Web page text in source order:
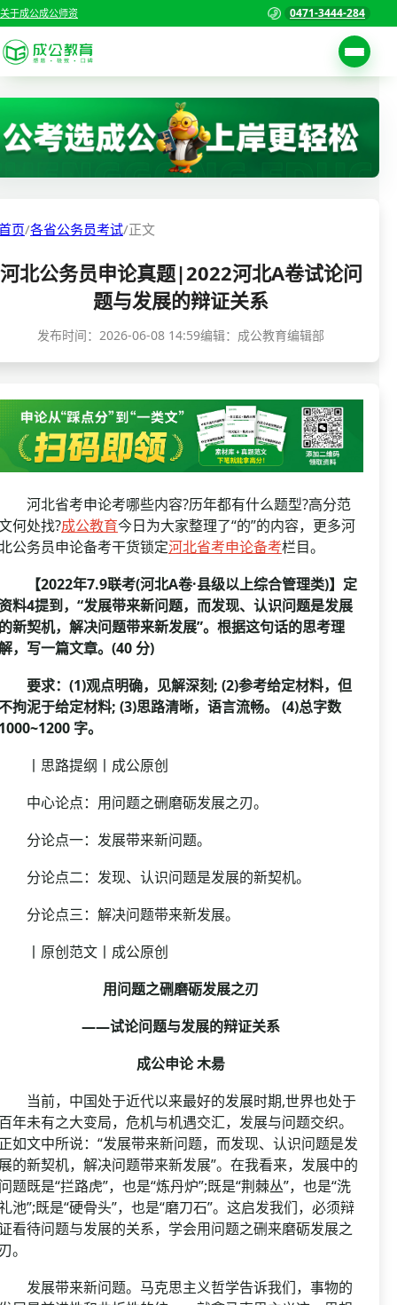
关于成公成公师资 0471-3444-284
考试公告
职位表
准考证打印
成绩查询
分数线
资格复审
面试补录
历年真题
首页
国家公务员考试
三支一扶考试
警察/辅警考试
国企/银行考试
页/各省公务员考试/正文
河北公务员申论真题|2022河北A卷试论问
题与发展的辩证关系
发布时间： 2026-06-08 14:59编辑：成公教育编辑部
北省考申论考哪些内容?历年都有什么题型?高分范
何处找?成公教育今日为大家整理了“的”的内容，更多河
公务员申论备考干货锁定河北省考申论备考栏目。
2022年7.9联考(河北A卷·县级以上综合管理类)】定
料4提到，“发展带来新问题，而发现、认识问题是发展
新契机，解决问题带来新发展”。根据这句话的思考理
，写一篇文章。(40 分)
求：(1)观点明确，见解深刻; (2)参考给定材料，但
拘泥于给定材料; (3)思路清晰，语言流畅。 (4)总字数
字。
思路提纲丨成公原创
心论点：用问题之硎磨砺发展之刃。
论点一：发展带来新问题。
论点二：发现、认识问题是发展的新契机。
论点三：解决问题带来新发展。
原创范文丨成公原创
用问题之硎磨砺发展之刃
——试论问题与发展的辩证关系
成公申论 木昜
前，中国处于近代以来最好的发展时期,世界也处于
年未有之大变局，危机与机遇交汇，发展与问题交织。
如文中所说：“发展带来新问题，而发现、认识问题是发
的新契机，解决问题带来新发展”。在我看来，发展中的
题既是“拦路虎”，也是“炼丹炉”;既是“荆棘丛”，也是“洗
池”;既是“硬骨头”，也是“磨刀石”。这启发我们，必须辩
看待问题与发展的关系，学会用问题之硎来磨砺发展之
。
展带来新问题。马克思主义哲学告诉我们，事物的